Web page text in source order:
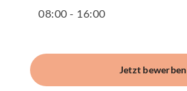
08:00 - 16:00
Jetzt bewerben